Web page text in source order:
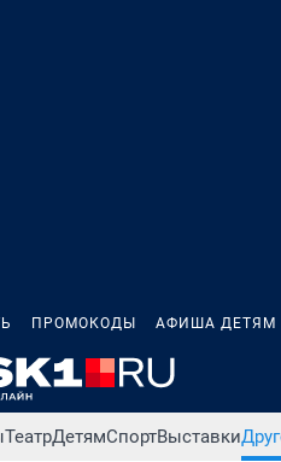
ПРОМОКОДЫ АФИША ДЕТЯМ
ТеатрДетямСпортВыставки